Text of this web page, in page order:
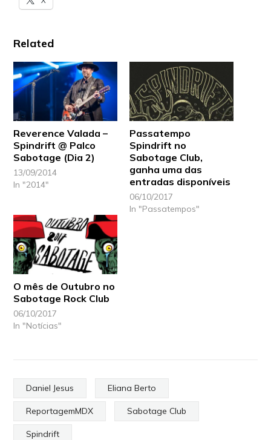
Related
Reverence Valada –
Spindrift @ Palco
Sabotage (Dia 2)
13/09/2014
In "2014"
Passatempo
Spindrift no
Sabotage Club,
ganha uma das
entradas disponíveis
06/10/2017
In "Passatempos"
O mês de Outubro no
Sabotage Rock Club
06/10/2017
In "Notícias"
Daniel Jesus Eliana Berto
ReportagemMDX Sabotage Club
Spindrift